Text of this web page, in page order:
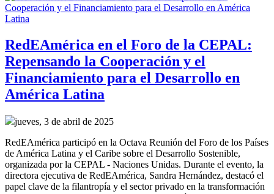
RedEAmérica en el Foro de la CEPAL:
Repensando la Cooperación y el
Financiamiento para el Desarrollo en
América Latina
jueves, 3 de abril de 2025
RedEAmérica participó en la Octava Reunión del Foro de los Países
de América Latina y el Caribe sobre el Desarrollo Sostenible,
organizada por la CEPAL - Naciones Unidas. Durante el evento, la
directora ejecutiva de RedEAmérica, Sandra Hernández, destacó el
papel clave de la filantropía y el sector privado en la transformación